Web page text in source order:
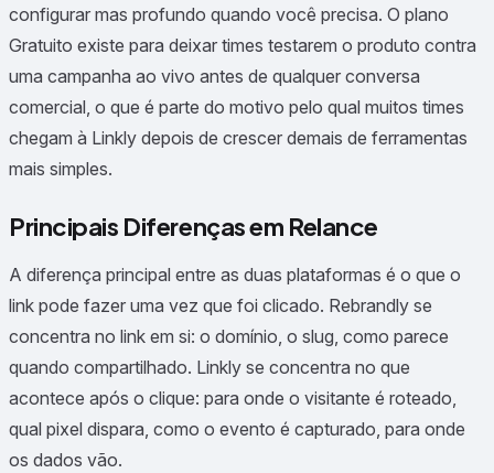
configurar mas profundo quando você precisa. O plano
Gratuito existe para deixar times testarem o produto contra
uma campanha ao vivo antes de qualquer conversa
comercial, o que é parte do motivo pelo qual muitos times
chegam à Linkly depois de crescer demais de ferramentas
mais simples.
Principais Diferenças em Relance
A diferença principal entre as duas plataformas é o que o
link pode fazer uma vez que foi clicado. Rebrandly se
concentra no link em si: o domínio, o slug, como parece
quando compartilhado. Linkly se concentra no que
acontece após o clique: para onde o visitante é roteado,
qual pixel dispara, como o evento é capturado, para onde
os dados vão.